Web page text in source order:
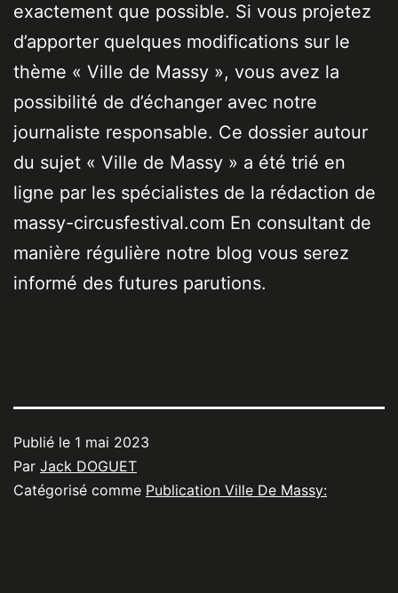
exactement que possible. Si vous projetez
d’apporter quelques modifications sur le
thème « Ville de Massy », vous avez la
possibilité de d’échanger avec notre
journaliste responsable. Ce dossier autour
du sujet « Ville de Massy » a été trié en
ligne par les spécialistes de la rédaction de
massy-circusfestival.com En consultant de
manière régulière notre blog vous serez
informé des futures parutions.
Publié le 1 mai 2023
Par Jack DOGUET
Catégorisé comme Publication Ville De Massy: